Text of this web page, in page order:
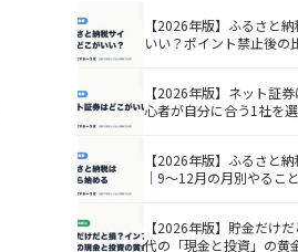
【2026年版】ふるさと
いい？ポイント禁止後の
【2026年版】ネット証
心者が自分に合う1社を
【2026年版】ふるさと
｜9〜12月の月別やるこ
【2026年版】貯金だけ
代の「現金と投資」の黄